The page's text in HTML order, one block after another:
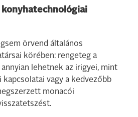
konyhatechnológiai
örvend általános
körében: rengeteg a
lehetnek az irigyei, mint
vagy a kedvezőbb
monacói